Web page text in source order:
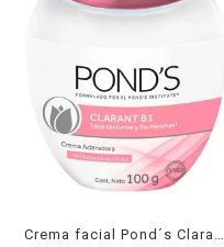
Crema facial Pond´s Clarant